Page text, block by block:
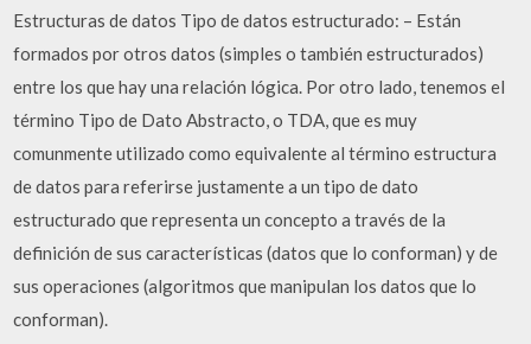
Estructuras de datos Tipo de datos estructurado: – Están
formados por otros datos (simples o también estructurados)
entre los que hay una relación lógica. Por otro lado, tenemos el
término Tipo de Dato Abstracto, o TDA, que es muy
comunmente utilizado como equivalente al término estructura
de datos para referirse justamente a un tipo de dato
estructurado que representa un concepto a través de la
definición de sus características (datos que lo conforman) y de
sus operaciones (algoritmos que manipulan los datos que lo
conforman).